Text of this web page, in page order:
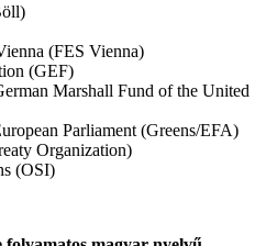
(FES Vienna)
(GEF)
Marshall Fund of the United
Parliament (Greens/EFA)
Organization)
(OSI)